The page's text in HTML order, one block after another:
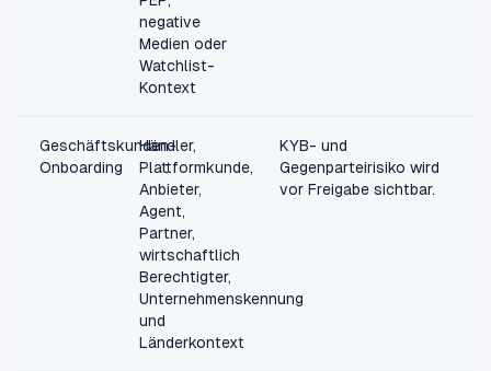
negative
Medien oder
Watchlist-
Kontext
Geschäftskunden-
Onboarding
Händler,
Plattformkunde,
Anbieter,
Agent,
Partner,
wirtschaftlich
Berechtigter,
Unternehmenskennung
und
Länderkontext
KYB- und
Gegenparteirisiko wird
vor Freigabe sichtbar.